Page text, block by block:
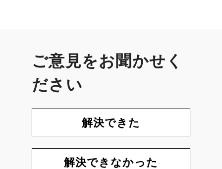
ご意見をお聞かせく
ださい
解決できた
解決できなかった